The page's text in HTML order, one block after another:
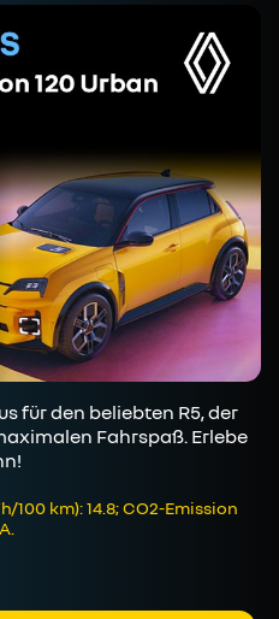
für den beliebten R5, der
Fahrspaß. Erlebe
100 km): 14.8; CO2-Emission